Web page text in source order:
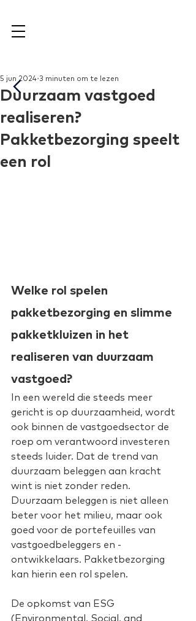
Duurzaam vastgoed
realiseren?
Pakketbezorging speelt
een rol
5 jun 2024 3 minuten om te lezen
Welke rol spelen
pakketbezorging en slimme
pakketkluizen in het
realiseren van duurzaam
vastgoed?
In een wereld die steeds meer
gericht is op duurzaamheid, wordt
ook binnen de vastgoedsector de
roep om verantwoord investeren
steeds luider. Dat de trend van
duurzaam beleggen aan kracht
wint is niet zonder reden.
Duurzaam beleggen is niet alleen
beter voor het milieu, maar ook
goed voor de portefeuilles van
vastgoedbeleggers en -
ontwikkelaars. Pakketbezorging
kan hierin een rol spelen.
De opkomst van ESG
(Environmental, Social, and